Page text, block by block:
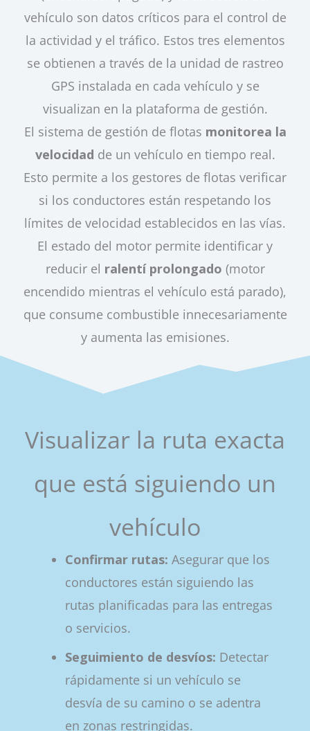
vehículo son datos críticos para el control de
la actividad y el tráfico. Estos tres elementos
se obtienen a través de la unidad de rastreo
GPS instalada en cada vehículo y se
visualizan en la plataforma de gestión.
El sistema de gestión de flotas monitorea la
velocidad de un vehículo en tiempo real.
Esto permite a los gestores de flotas verificar
si los conductores están respetando los
límites de velocidad establecidos en las vías.
El estado del motor permite identificar y
reducir el ralentí prolongado (motor
encendido mientras el vehículo está parado),
que consume combustible innecesariamente
y aumenta las emisiones.
Visualizar la ruta exacta
que está siguiendo un
vehículo
Confirmar rutas: Asegurar que los
conductores están siguiendo las
rutas planificadas para las entregas
o servicios.
Seguimiento de desvíos: Detectar
rápidamente si un vehículo se
desvía de su camino o se adentra
en zonas restringidas.